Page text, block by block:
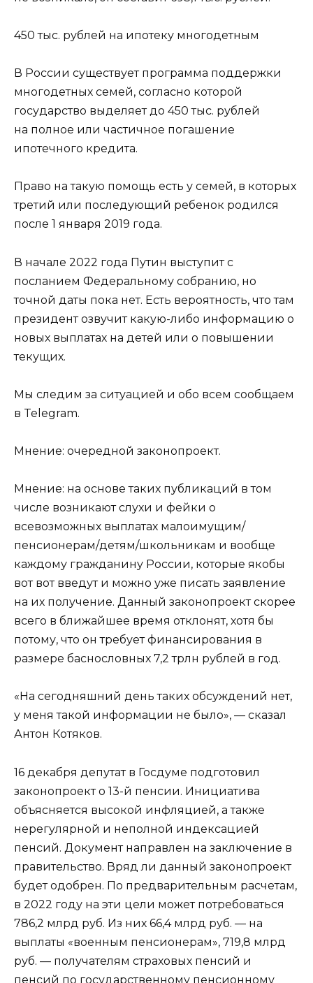
450 тыс. рублей на ипотеку многодетным
В России существует программа поддержки
многодетных семей, согласно которой
государство выделяет до 450 тыс. рублей
на полное или частичное погашение
ипотечного кредита.
Право на такую помощь есть у семей, в которых
третий или последующий ребенок родился
после 1 января 2019 года.
В начале 2022 года Путин выступит с
посланием Федеральному собранию, но
точной даты пока нет. Есть вероятность, что там
президент озвучит какую-либо информацию о
новых выплатах на детей или о повышении
текущих.
Мы следим за ситуацией и обо всем сообщаем
в Telegram.
Мнение: очередной законопроект.
Мнение: на основе таких публикаций в том
числе возникают слухи и фейки о
всевозможных выплатах малоимущим/
пенсионерам/детям/школьникам и вообще
каждому гражданину России, которые якобы
вот вот введут и можно уже писать заявление
на их получение. Данный законопроект скорее
всего в ближайшее время отклонят, хотя бы
потому, что он требует финансирования в
размере баснословных 7,2 трлн рублей в год.
«На сегодняшний день таких обсуждений нет,
у меня такой информации не было», — сказал
Антон Котяков.
16 декабря депутат в Госдуме подготовил
законопроект о 13-й пенсии. Инициатива
объясняется высокой инфляцией, а также
нерегулярной и неполной индексацией
пенсий. Документ направлен на заключение в
правительство. Вряд ли данный законопроект
будет одобрен. По предварительным расчетам,
в 2022 году на эти цели может потребоваться
786,2 млрд руб. Из них 66,4 млрд руб. — на
выплаты «военным пенсионерам», 719,8 млрд
руб. — получателям страховых пенсий и
пенсий по государственному пенсионному